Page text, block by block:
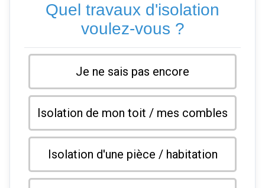
Quel travaux d'isolation
voulez-vous ?
Je ne sais pas encore
Isolation de mon toit / mes combles
Isolation d'une pièce / habitation